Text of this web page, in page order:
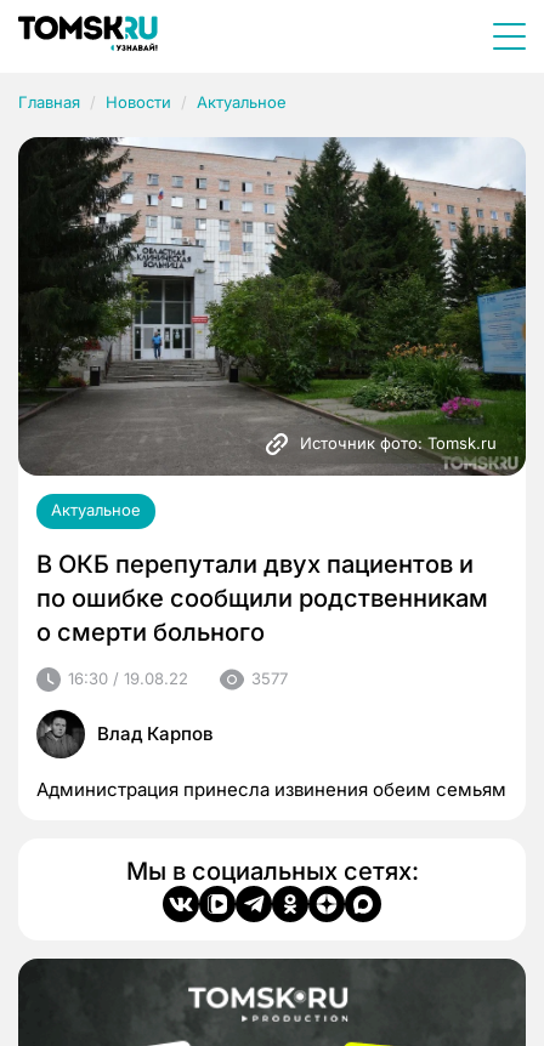
Главная Новости Актуальное
Источник фото: Tomsk.ru
Актуальное
В ОКБ перепутали двух пациентов и
по ошибке сообщили родственникам
о смерти больного
16:30 / 19.08.22 3577
Влад Карпов
Администрация принесла извинения обеим семьям
Мы в социальных сетях: